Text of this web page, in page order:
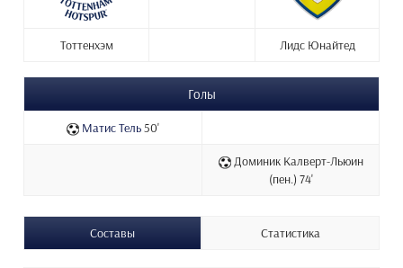
Тоттенхэм Лидс Юнайтед
Голы
Матис Тель50'
Доминик Калверт-Льюин
(пен.) 74'
Составы Статистика